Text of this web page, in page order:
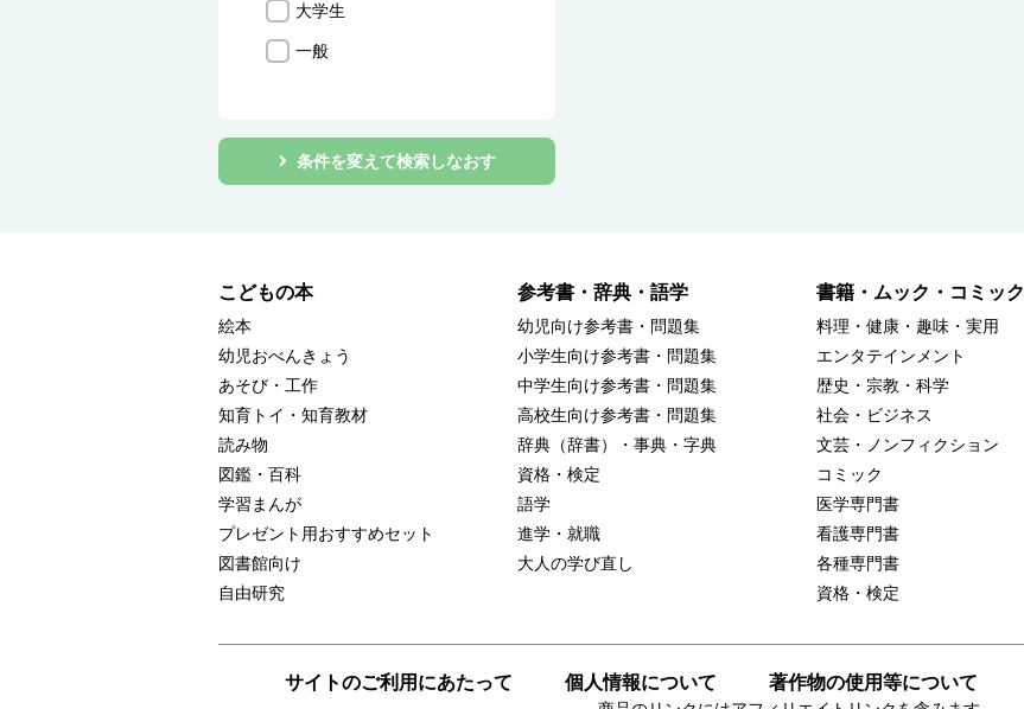
大学生
一般
条件を変えて検索しなおす
こどもの本
絵本
幼児おべんきょう
あそび・工作
知育トイ・知育教材
読み物
図鑑・百科
学習まんが
プレゼント用おすすめセット
図書館向け
自由研究
参考書・辞典・語学
幼児向け参考書・問題集
小学生向け参考書・問題集
中学生向け参考書・問題集
高校生向け参考書・問題集
辞典（辞書）・事典・字典
資格・検定
語学
進学・就職
大人の学び直し
書籍・ムック・コミック
料理・健康・趣味・実用
エンタテインメント
歴史・宗教・科学
社会・ビジネス
文芸・ノンフィクション
コミック
医学専門書
看護専門書
各種専門書
資格・検定
サイトのご利用にあたって 個人情報について 著作物の使用等について